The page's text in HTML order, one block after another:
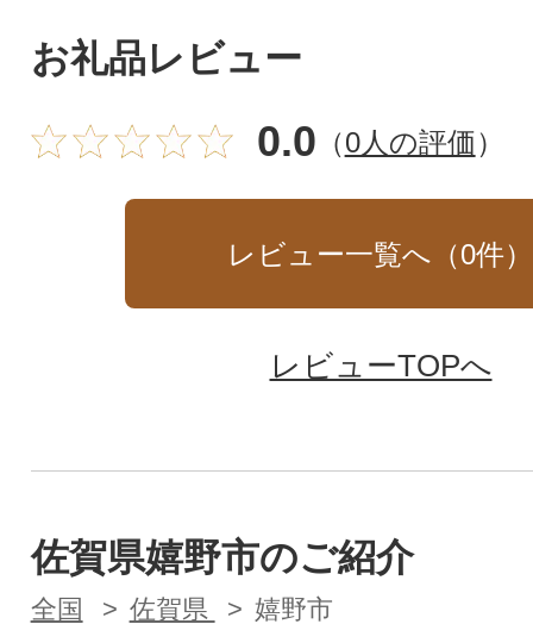
お礼品レビュー
0.0 （0人の評価）
レビュー一覧へ（0件）
レビューTOPへ
佐賀県嬉野市のご紹介
全国 佐賀県 嬉野市